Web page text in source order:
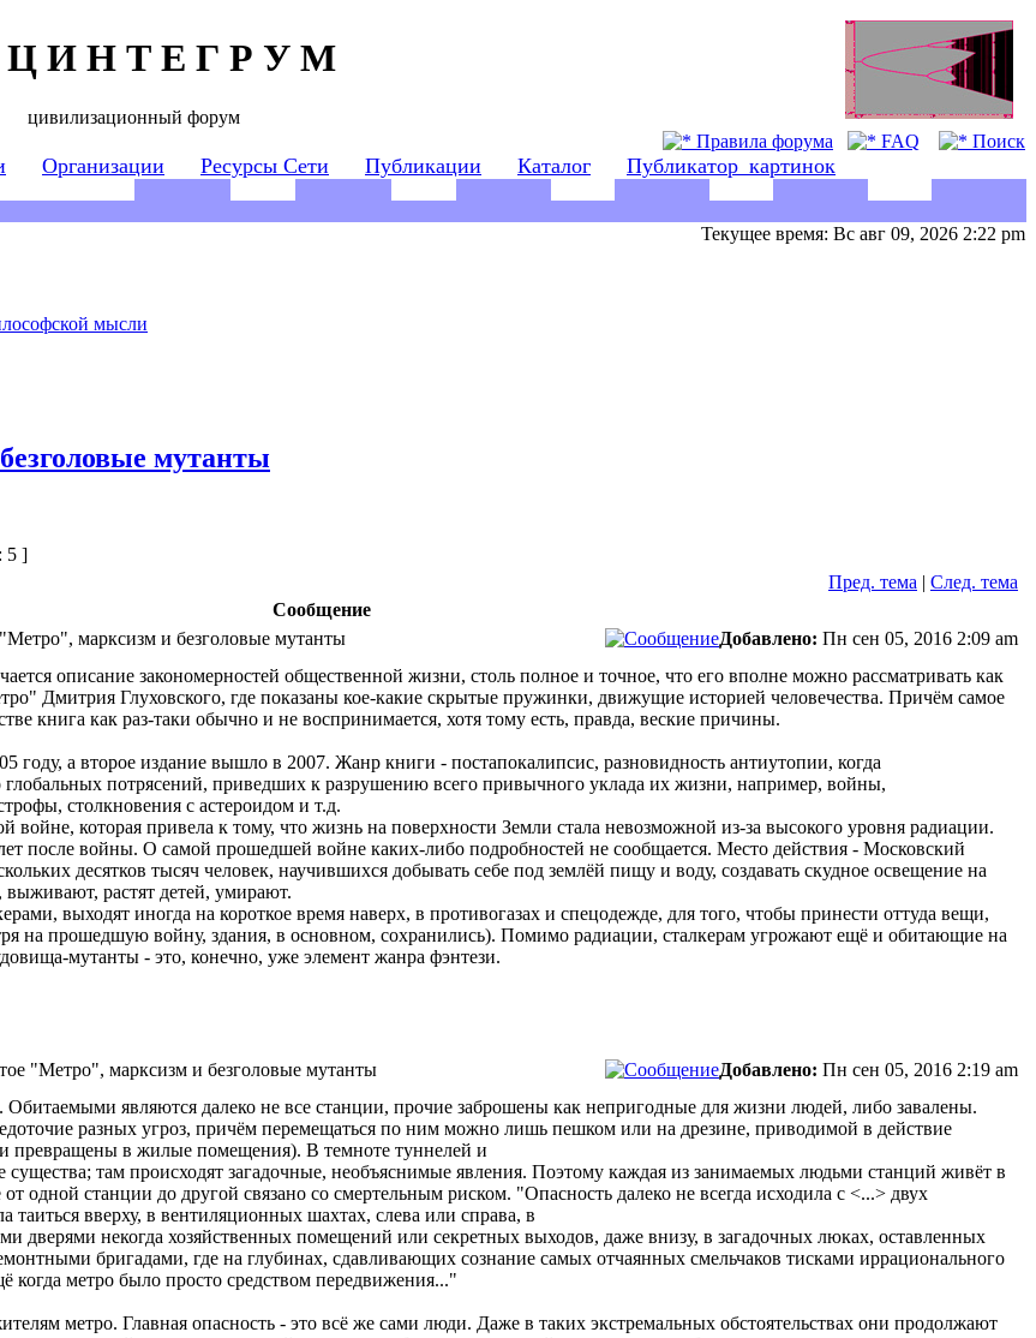
И Н Т Е Г Р У М
цивилизационный форум
Правила форума FAQ Поиск
Организации Ресурсы Сети Публикации Каталог Публикатор_картинок
Текущее время: Вс авг 09, 2026 2:22 pm
мысли
мутанты
5 ]
Пред. тема | След. тема
Сообщение
марксизм и безголовые мутанты Добавлено: Пн сен 05, 2016 2:09 am
описание закономерностей общественной жизни, столь полное и точное, что его вполне можно рассматривать как
Дмитрия Глуховского, где показаны кое-какие скрытые пружинки, движущие историей человечества. Причём самое
книга как раз-таки обычно и не воспринимается, хотя тому есть, правда, веские причины.
а второе издание вышло в 2007. Жанр книги - постапокалипсис, разновидность антиутопии, когда
глобальных потрясений, приведших к разрушению всего привычного уклада их жизни, например, войны,
столкновения с астероидом и т.д.
которая привела к тому, что жизнь на поверхности Земли стала невозможной из-за высокого уровня радиации.
лет после войны. О самой прошедшей войне каких-либо подробностей не сообщается. Место действия - Московский
десятков тысяч человек, научившихся добывать себе под землёй пищу и воду, создавать скудное освещение на
растят детей, умирают.
выходят иногда на короткое время наверх, в противогазах и спецодежде, для того, чтобы принести оттуда вещи,
на прошедшую войну, здания, в основном, сохранились). Помимо радиации, сталкерам угрожают ещё и обитающие на
мутанты - это, конечно, уже элемент жанра фэнтези.
"Метро", марксизм и безголовые мутанты Добавлено: Пн сен 05, 2016 2:19 am
являются далеко не все станции, прочие заброшены как непригодные для жизни людей, либо завалены.
разных угроз, причём перемещаться по ним можно лишь пешком или на дрезине, приводимой в действие
превращены в жилые помещения). В темноте туннелей и
существа; там происходят загадочные, необъяснимые явления. Поэтому каждая из занимаемых людьми станций живёт в
одной станции до другой связано со смертельным риском. "Опасность далеко не всегда исходила с <...> двух
вверху, в вентиляционных шахтах, слева или справа, в
дверями некогда хозяйственных помещений или секретных выходов, даже внизу, в загадочных люках, оставленных
бригадами, где на глубинах, сдавливающих сознание самых отчаянных смельчаков тисками иррационального
когда метро было просто средством передвижения..."
метро. Главная опасность - это всё же сами люди. Даже в таких экстремальных обстоятельствах они продолжают